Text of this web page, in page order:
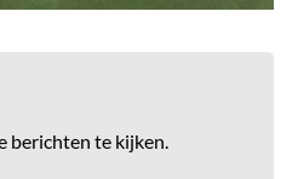
berichten te kijken.